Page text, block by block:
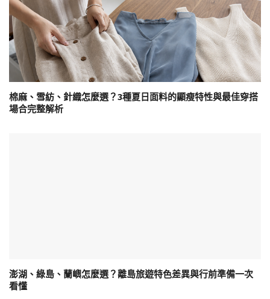
棉麻、雪紡、針織怎麼選？3種夏日面料的顯瘦特性與最佳穿搭
場合完整解析
澎湖、綠島、蘭嶼怎麼選？離島旅遊特色差異與行前準備一次
看懂